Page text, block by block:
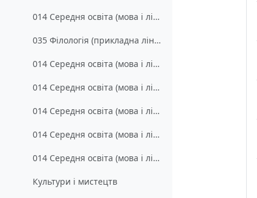
014 Середня освіта (мова і література російська, англійська) (212)
035 Філологія (прикладна лінгвістика) (221)
014 Середня освіта (мова і література англійська) (польська мова, турецька мова) (251)
014 Середня освіта (мова і література англійська, німецька) (261)
014 Середня освіта (мова і література французька, англійська) (271)
014 Середня освіта (мова і література іспанська, англійська) (281)
014 Середня освіта (мова і література німецька, англійська) (291)
Культури і мистецтв